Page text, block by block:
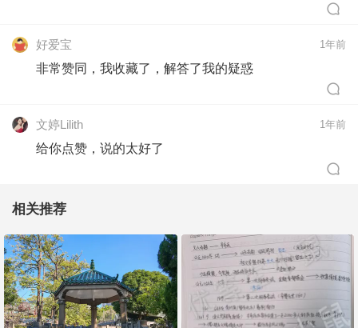
好爱宝 1年前
非常赞同，我收藏了，解答了我的疑惑
文婷Lilith 1年前
给你点赞，说的太好了
相关推荐